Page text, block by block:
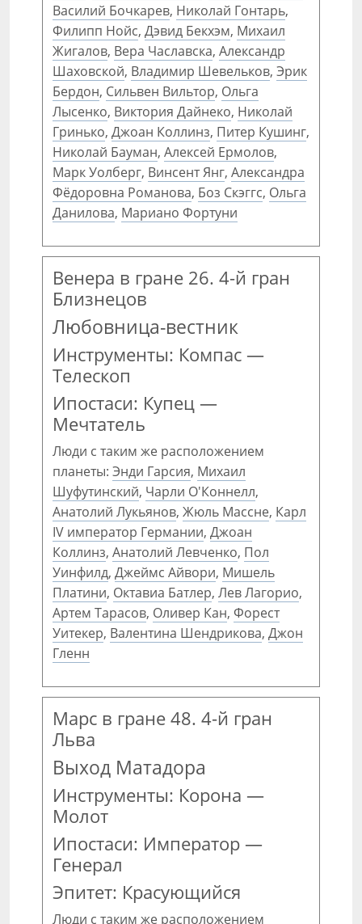
Василий Бочкарев, Николай Гонтарь,
Филипп Нойс, Дэвид Бекхэм, Михаил
Жигалов, Вера Чаславска, Александр
Шаховской, Владимир Шевельков, Эрик
Бердон, Сильвен Вильтор, Ольга
Лысенко, Виктория Дайнеко, Николай
Гринько, Джоан Коллинз, Питер Кушинг,
Николай Бауман, Алексей Ермолов,
Марк Уолберг, Винсент Янг, Александра
Фёдоровна Романова, Боз Скэггс, Ольга
Данилова, Мариано Фортуни
Венера в гране 26. 4-й гран
Близнецов
Любовница-вестник
Инструменты: Компас —
Телескоп
Ипостаси: Купец —
Мечтатель
Люди с таким же расположением
планеты: Энди Гарсия, Михаил
Шуфутинский, Чарли О'Коннелл,
Анатолий Лукьянов, Жюль Массне, Карл
IV император Германии, Джоан
Коллинз, Анатолий Левченко, Пол
Уинфилд, Джеймс Айвори, Мишель
Платини, Октавиа Батлер, Лев Лагорио,
Артем Тарасов, Оливер Кан, Форест
Уитекер, Валентина Шендрикова, Джон
Гленн
Марс в гране 48. 4-й гран
Льва
Выход Матадора
Инструменты: Корона —
Молот
Ипостаси: Император —
Генерал
Эпитет: Красующийся
Люди с таким же расположением